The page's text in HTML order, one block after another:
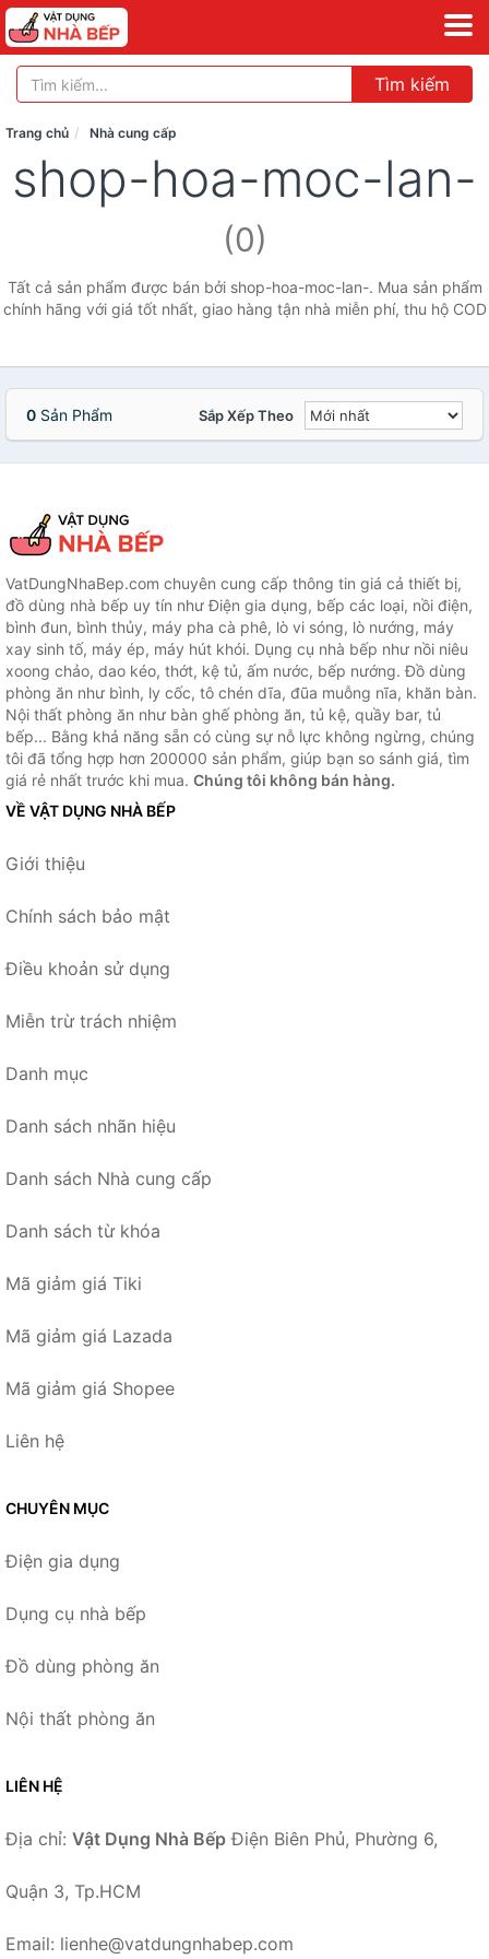
Tìm kiếm
Trang chủ Nhà cung cấp
shop-hoa-moc-lan-
(0)
Tất cả sản phẩm được bán bởi shop-hoa-moc-lan-. Mua sản phẩm
chính hãng với giá tốt nhất, giao hàng tận nhà miễn phí, thu hộ COD
0 Sản Phẩm Sắp Xếp Theo
VatDungNhaBep.com chuyên cung cấp thông tin giá cả thiết bị,
đồ dùng nhà bếp uy tín như Điện gia dụng, bếp các loại, nồi điện,
bình đun, bình thủy, máy pha cà phê, lò vi sóng, lò nướng, máy
xay sinh tố, máy ép, máy hút khói. Dụng cụ nhà bếp như nồi niêu
xoong chảo, dao kéo, thớt, kệ tủ, ấm nước, bếp nướng. Đồ dùng
phòng ăn như bình, ly cốc, tô chén dĩa, đũa muỗng nĩa, khăn bàn.
Nội thất phòng ăn như bàn ghế phòng ăn, tủ kệ, quầy bar, tủ
bếp... Bằng khả năng sẵn có cùng sự nỗ lực không ngừng, chúng
tôi đã tổng hợp hơn 200000 sản phẩm, giúp bạn so sánh giá, tìm
giá rẻ nhất trước khi mua. Chúng tôi không bán hàng.
VỀ VẬT DỤNG NHÀ BẾP
Giới thiệu
Chính sách bảo mật
Điều khoản sử dụng
Miễn trừ trách nhiệm
Danh mục
Danh sách nhãn hiệu
Danh sách Nhà cung cấp
Danh sách từ khóa
Mã giảm giá Tiki
Mã giảm giá Lazada
Mã giảm giá Shopee
Liên hệ
CHUYÊN MỤC
Điện gia dụng
Dụng cụ nhà bếp
Đồ dùng phòng ăn
Nội thất phòng ăn
LIÊN HỆ
Địa chỉ: Vật Dụng Nhà Bếp Điện Biên Phủ, Phường 6,
Quận 3, Tp.HCM
Email: lienhe@vatdungnhabep.com